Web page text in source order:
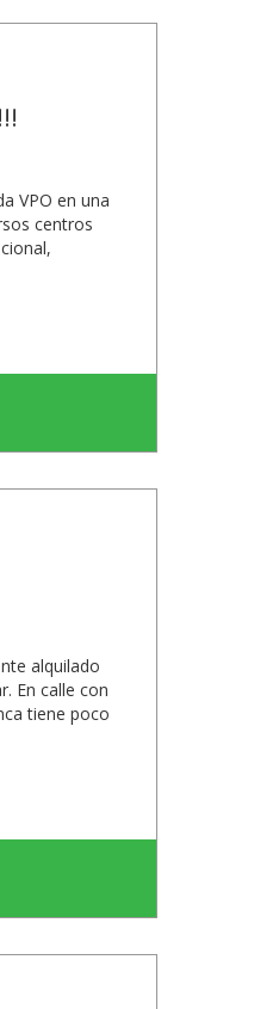
VPO en una
centros
alquilado
En calle con
tiene poco